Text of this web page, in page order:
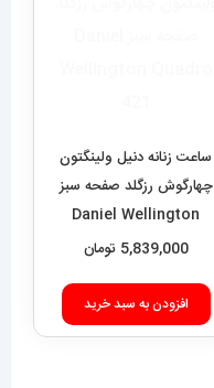
ساعت زنانه دنیل ولینگتون
چهارگوش رزگلد صفحه سبز
Daniel Wellington
Quadro 421
5,839,000 تومان
افزودن به سبد خرید